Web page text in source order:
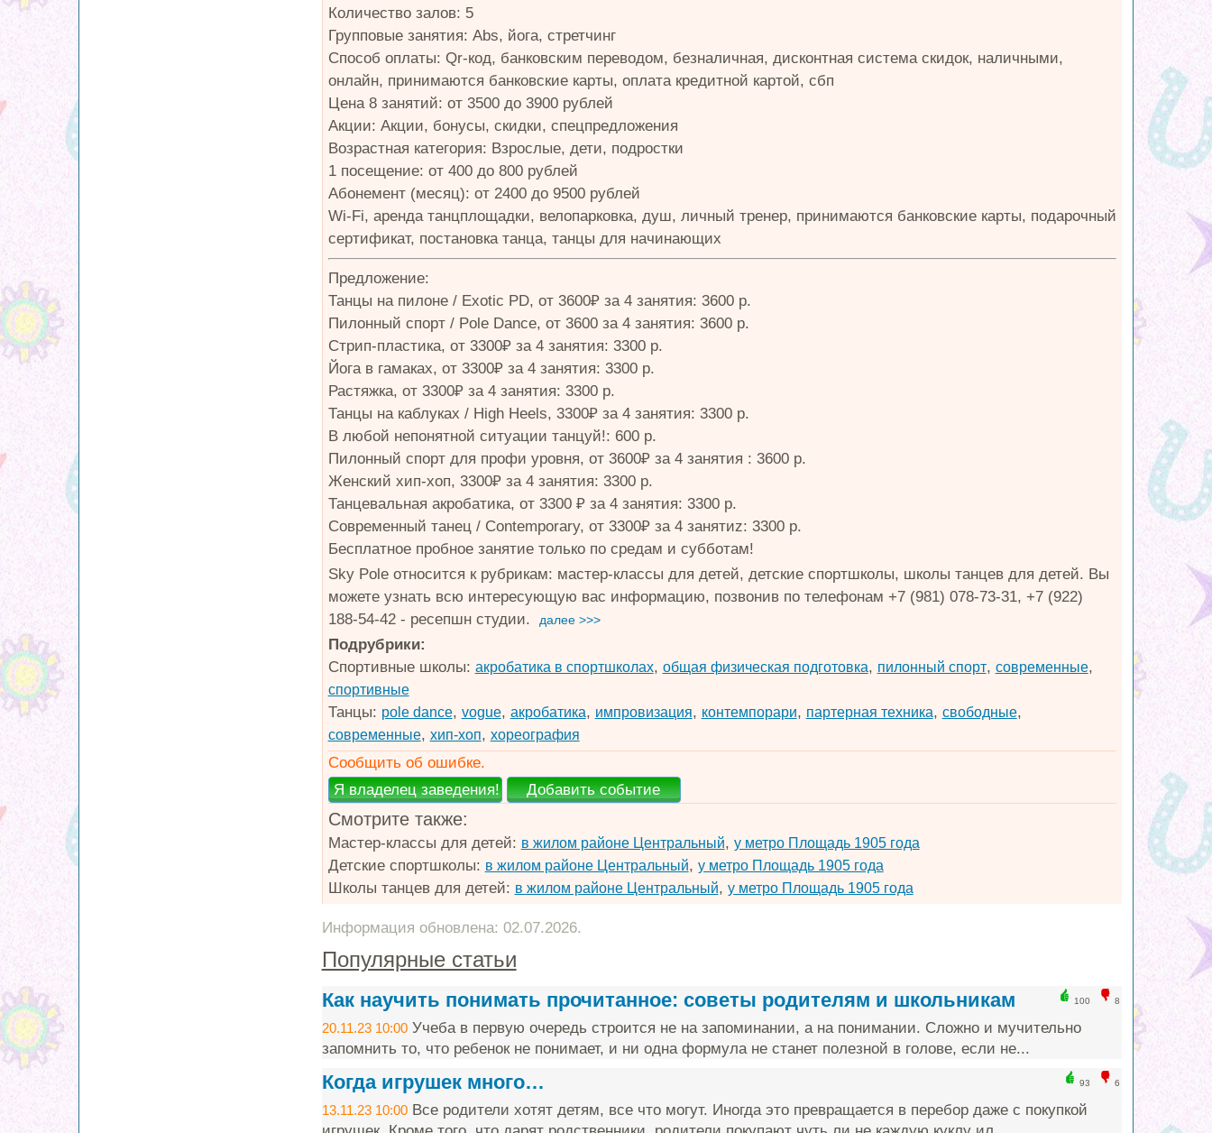
Количество залов: 5
Групповые занятия: Abs, йога, стретчинг
Способ оплаты: Qr-код, банковским переводом, безналичная, дисконтная система скидок, наличными,
онлайн, принимаются банковские карты, оплата кредитной картой, сбп
Цена 8 занятий: от 3500 до 3900 рублей
Акции: Акции, бонусы, скидки, спецпредложения
Возрастная категория: Взрослые, дети, подростки
1 посещение: от 400 до 800 рублей
Абонемент (месяц): от 2400 до 9500 рублей
Wi-Fi, аренда танцплощадки, велопарковка, душ, личный тренер, принимаются банковские карты, подарочный
сертификат, постановка танца, танцы для начинающих
Предложение:
Танцы на пилоне / Exotic PD, от 3600₽ за 4 занятия: 3600 р.
Пилонный спорт / Pole Dance, от 3600 за 4 занятия: 3600 р.
Стрип-пластика, от 3300₽ за 4 занятия: 3300 р.
Йога в гамаках, от 3300₽ за 4 занятия: 3300 р.
Растяжка, от 3300₽ за 4 занятия: 3300 р.
Танцы на каблуках / High Heels, 3300₽ за 4 занятия: 3300 р.
В любой непонятной ситуации танцуй!: 600 р.
Пилонный спорт для профи уровня, от 3600₽ за 4 занятия : 3600 р.
Женский хип-хоп, 3300₽ за 4 занятия: 3300 р.
Танцевальная акробатика, от 3300 ₽ за 4 занятия: 3300 р.
Современный танец / Contemporary, от 3300₽ за 4 занятиz: 3300 р.
Бесплатное пробное занятие только по средам и субботам!
Sky Pole относится к рубрикам: мастер-классы для детей, детские спортшколы, школы танцев для детей. Вы
можете узнать всю интересующую вас информацию, позвонив по телефонам +7 (981) 078-73-31, +7 (922)
188-54-42 - ресепшн студии.
далее >>>
Подрубрики:
Спортивные школы: акробатика в спортшколах, общая физическая подготовка, пилонный спорт, современные,
спортивные
Танцы: pole dance, vogue, акробатика, импровизация, контемпорари, партерная техника, свободные,
современные, хип-хоп, хореография
Сообщить об ошибке.
Смотрите также:
Мастер-классы для детей: в жилом районе Центральный, у метро Площадь 1905 года
Детские спортшколы: в жилом районе Центральный, у метро Площадь 1905 года
Школы танцев для детей: в жилом районе Центральный, у метро Площадь 1905 года
Информация обновлена: 02.07.2026.
Популярные статьи
100 8
Как научить понимать прочитанное: советы родителям и школьникам
20.11.23 10:00Учеба в первую очередь строится не на запоминании, а на понимании. Сложно и мучительно
запомнить то, что ребенок не понимает, и ни одна формула не станет полезной в голове, если не...
93 6
Когда игрушек много…
13.11.23 10:00Все родители хотят детям, все что могут. Иногда это превращается в перебор даже с покупкой